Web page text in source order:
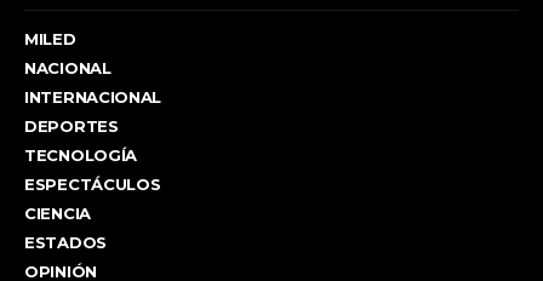
MILED
NACIONAL
INTERNACIONAL
DEPORTES
TECNOLOGÍA
ESPECTÁCULOS
CIENCIA
ESTADOS
OPINIÓN